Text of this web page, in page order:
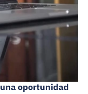
oportunidad